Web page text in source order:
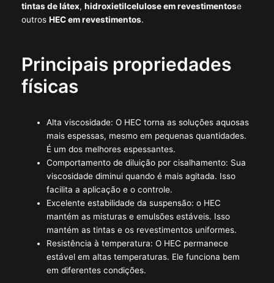
tintas de látex, hidroxietilcelulose em revestimentose
outros HEC em revestimentos.
Principais propriedades
físicas
Alta viscosidade: O HEC torna as soluções aquosas
mais espessas, mesmo em pequenas quantidades.
É um dos melhores espessantes.
Comportamento de diluição por cisalhamento: Sua
viscosidade diminui quando é mais agitada. Isso
facilita a aplicação e o controle.
Excelente estabilidade da suspensão: o HEC
mantém as misturas e emulsões estáveis. Isso
mantém as tintas e os revestimentos uniformes.
Resistência à temperatura: O HEC permanece
estável em altas temperaturas. Ele funciona bem
em diferentes condições.